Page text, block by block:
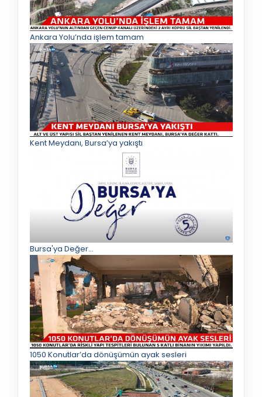
Ankara Yolu’nda işlem tamam
Kent Meydanı, Bursa’ya yakıştı
Bursa'ya Değer...
1050 Konutlar’da dönüşümün ayak sesleri